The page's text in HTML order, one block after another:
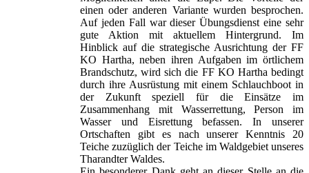
einen oder anderen Variante wurden besprochen.
Auf jeden Fall war dieser Übungsdienst eine sehr
gute Aktion mit aktuellem Hintergrund. Im
Hinblick auf die strategische Ausrichtung der FF
KO Hartha, neben ihren Aufgaben im örtlichem
Brandschutz, wird sich die FF KO Hartha bedingt
durch ihre Ausrüstung mit einem Schlauchboot in
der Zukunft speziell für die Einsätze im
Zusammenhang mit Wasserrettung, Person im
Wasser und Eisrettung befassen. In unserer
Ortschaften gibt es nach unserer Kenntnis 20
Teiche zuzüglich der Teiche im Waldgebiet unseres
Tharandter Waldes.